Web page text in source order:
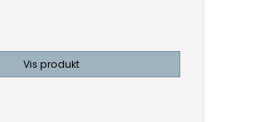
Vis produkt